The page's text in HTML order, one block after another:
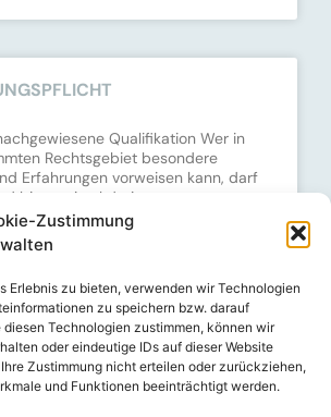
Zustimmung
Erlebnis zu bieten, verwenden wir Technologien
zu speichern bzw. darauf
diesen Technologien zustimmen, können wir
oder eindeutige IDs auf dieser Website
Zustimmung nicht erteilen oder zurückziehen,
und Funktionen beeinträchtigt werden.
Qualifikation Wer in
Rechtsgebiet besondere
Erfahrungen vorweisen kann, darf
bis maximal drei
führen. Dazu ist der
theoretischer und
»